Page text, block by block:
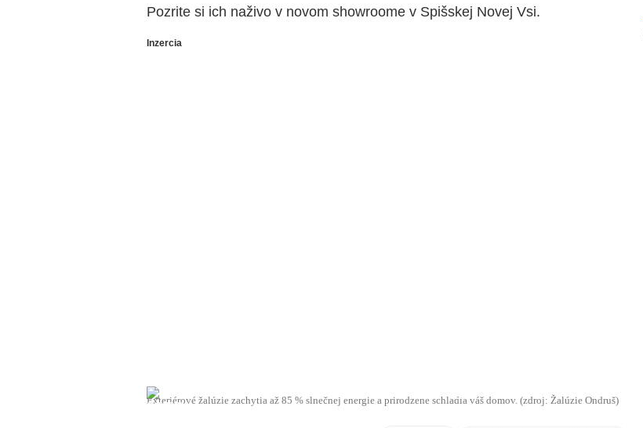
Pozrite si ich naživo v novom showroome v Spišskej Novej Vsi.
Inzercia
Exteriérové žalúzie zachytia až 85 % slnečnej energie a prirodzene schladia váš domov. (zdroj: Žalúzie Ondruš)